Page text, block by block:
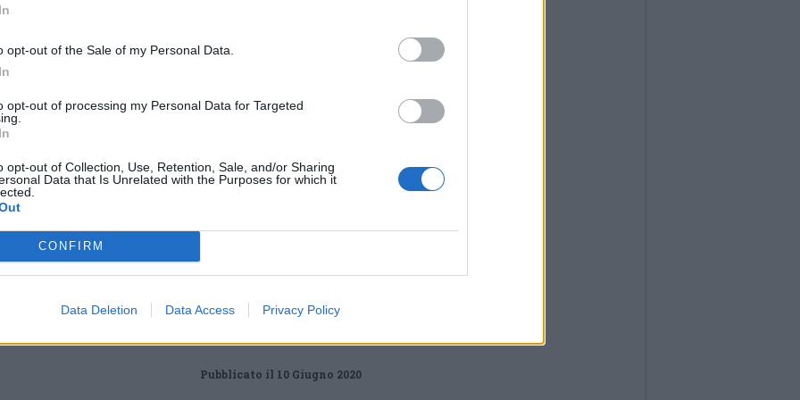
opt-out of the Sale of my Personal Data.
opt-out of processing my Personal Data for Targeted
opt-out of Collection, Use, Retention, Sale, and/or Sharing
Data that Is Unrelated with the Purposes for which it
CONFIRM
Data Deletion Data Access Privacy Policy
events/2307697236198603/
Castronno
di agosto
a cuore l'informazione del nostro territorio e
prima linea per informarvi in modo puntuale.
Pubblicato il 10 Giugno 2020